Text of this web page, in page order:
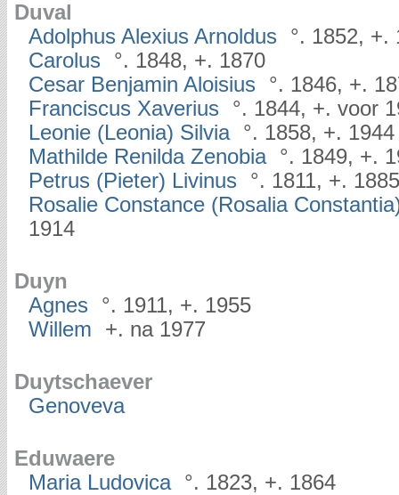
Duval
Adolphus Alexius Arnoldus
°. 1852, +.
Carolus
°. 1848, +. 1870
Cesar Benjamin Aloisius
°. 1846, +.
Franciscus Xaverius
°. 1844, +. voor
Leonie (Leonia) Silvia
°. 1858, +. 1944
Mathilde Renilda Zenobia
°. 1849, +.
Petrus (Pieter) Livinus
°. 1811, +. 1885
Rosalie Constance (Rosalia
1914
Duyn
Agnes
°. 1911, +. 1955
Willem
+. na 1977
Duytschaever
Genoveva
Eduwaere
Maria Ludovica
°. 1823, +. 1864